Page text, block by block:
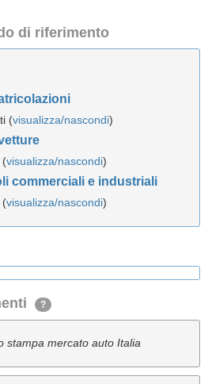
di riferimento
(visualizza/nascondi)
(visualizza/nascondi)
commerciali e industriali
(visualizza/nascondi)
?
stampa mercato auto Italia